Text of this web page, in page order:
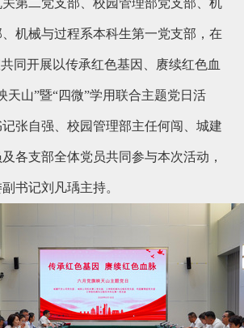
第二党支部、校园管理部党支部、机
机械与过程系本科生第一党支部，在
同开展以传承红色基因、赓续红色血
天山”暨“四微”学用联合主题党日活
张自强、校园管理部主任何闯、城建
各支部全体党员共同参与本次活动，
书记刘凡瑀主持。